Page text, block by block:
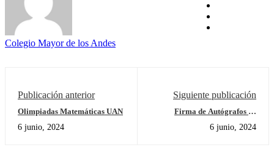
Colegio Mayor de los Andes
Publicación anterior
Olimpiadas Matemáticas UAN
6 junio, 2024
Siguiente publicación
Firma de Autógrafos de
6 junio, 2024